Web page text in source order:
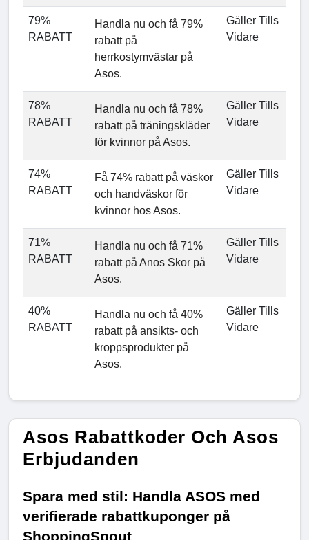
79%
RABATT
Handla nu och få 79%
rabatt på
herrkostymvästar på
Asos.
Gäller Tills
Vidare
78%
RABATT
Handla nu och få 78%
rabatt på träningskläder
för kvinnor på Asos.
Gäller Tills
Vidare
74%
RABATT
Få 74% rabatt på väskor
och handväskor för
kvinnor hos Asos.
Gäller Tills
Vidare
71%
RABATT
Handla nu och få 71%
rabatt på Anos Skor på
Asos.
Gäller Tills
Vidare
40%
RABATT
Handla nu och få 40%
rabatt på ansikts- och
kroppsprodukter på
Asos.
Gäller Tills
Vidare
Asos Rabattkoder Och Asos
Erbjudanden
Spara med stil: Handla ASOS med
verifierade rabattkuponger på
ShoppingSpout